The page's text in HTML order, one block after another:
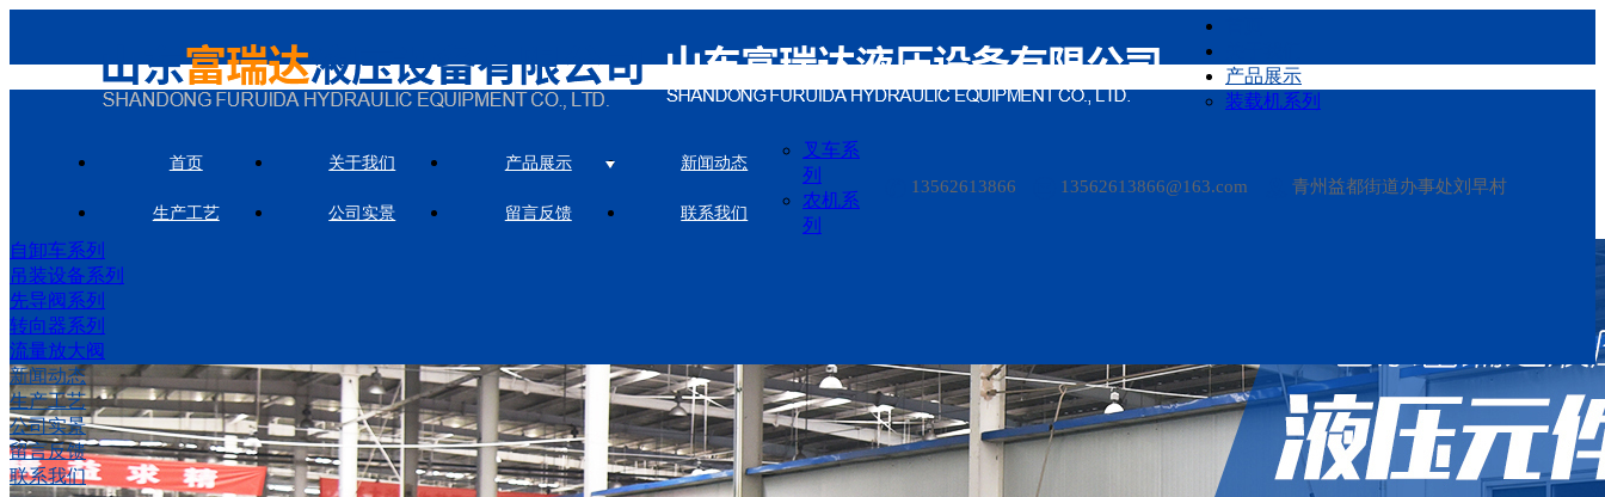
13562613866 13562613866@163.com 青州益都街道办事处刘早村
首页 关于我们 产品展示 新闻动态
生产工艺 公司实景 留言反馈 联系我们
产品展示
装载机系列
叉车系
列
农机系
列
自卸车系列
吊装设备系列
先导阀系列
转向器系列
流量放大阀
新闻动态
生产工艺
公司实景
留言反馈
联系我们